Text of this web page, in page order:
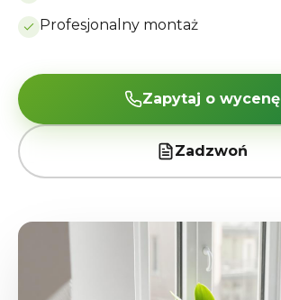
Profesjonalny montaż
Zapytaj o wycenę
Zadzwoń